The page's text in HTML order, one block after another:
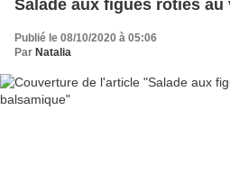
Salade aux figues rôties
Publié le 08/10/2020 à 05:06
Par Natalia